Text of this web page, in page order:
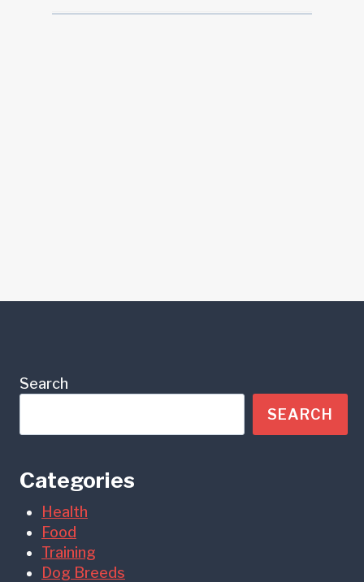
Search
SEARCH
Categories
Health
Food
Training
Dog Breeds